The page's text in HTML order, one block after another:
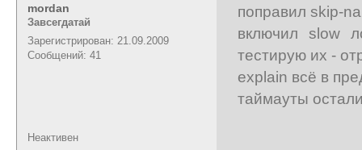
mordan
Завсегдатай
Зарегистрирован: 21.09.2009
Сообщений: 41
поправил skip-
включил slow
тестирую их -
explain всё в
таймауты
Неактивен